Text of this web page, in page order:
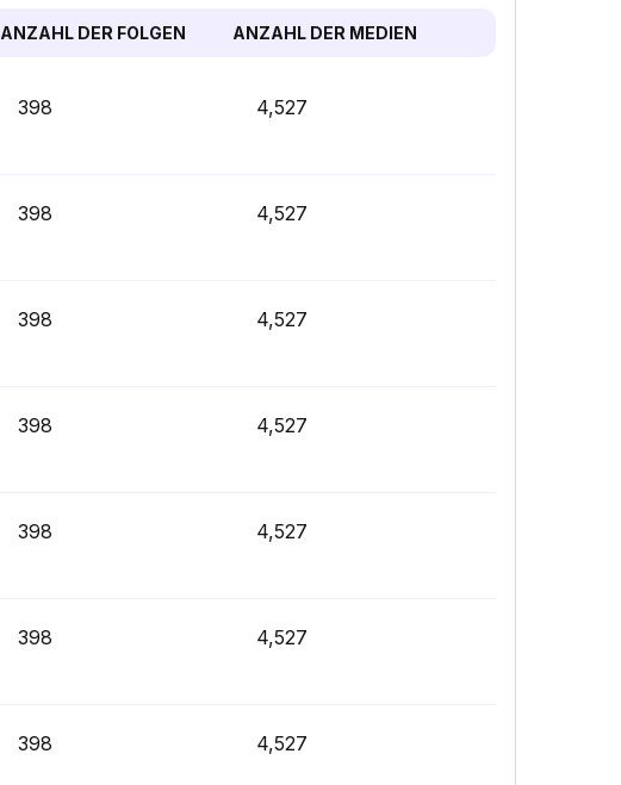
ANZAHL DER FOLGEN ANZAHL DER MEDIEN
398 4,527
398 4,527
398 4,527
398 4,527
398 4,527
398 4,527
398 4,527